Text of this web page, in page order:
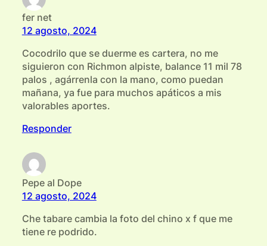
fer net
12 agosto, 2024
Cocodrilo que se duerme es cartera, no me
siguieron con Richmon alpiste, balance 11 mil 78
palos , agárrenla con la mano, como puedan
mañana, ya fue para muchos apáticos a mis
valorables aportes.
Responder
Pepe al Dope
12 agosto, 2024
Che tabare cambia la foto del chino x f que me
tiene re podrido.